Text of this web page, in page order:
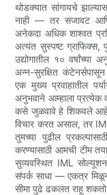
थोडक्यात सांगायचे
नाही — तर सजावट
अनेकदा अधिक शाश्वत
अत्यंत सुस्पष्ट ग्राफिक्स,
उद्योगातील १० वर्षांच्या
अन्न-सुरक्षित कंटेनर्सपासून
एक मुख्य प्रवाहातील
अनुभवाने आम्हाला प्रत्येक
कसे जुळवावे हे शिकवले आहे.
विचार करत असाल, तर
तुमच्या पुढील
करण्यासाठी आमची टीम
सुव्यवस्थित IML
संपर्क साधा — एकत्र
सीमा पुढे ढकलत राहू